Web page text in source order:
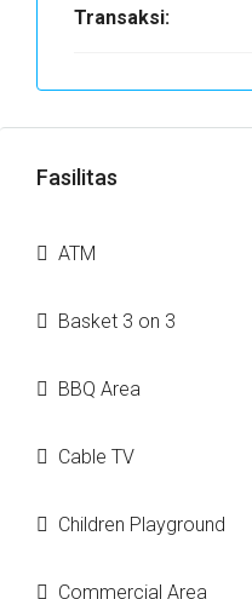
Transaksi:
Fasilitas
ATM
Basket 3 on 3
BBQ Area
Cable TV
Children Playground
Commercial Area